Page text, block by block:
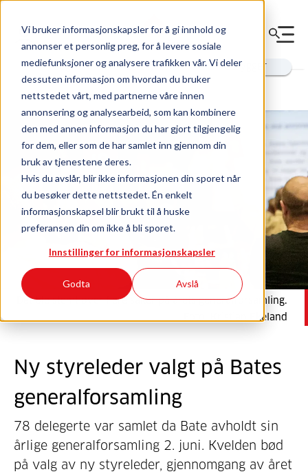
Vi bruker informasjonskapsler for å gi innhold og
annonser et personlig preg, for å levere sosiale
mediefunksjoner og analysere trafikken vår. Vi deler
dessuten informasjon om hvordan du bruker
nettstedet vårt, med partnerne våre innen
annonsering og analysearbeid, som kan kombinere
den med annen informasjon du har gjort tilgjengelig
for dem, eller som de har samlet inn gjennom din
bruk av tjenestene deres.
Hvis du avslår, blir ikke informasjonen din sporet når
du besøker dette nettstedet. Én enkelt
informasjonskapsel blir brukt til å huske
preferansen din om ikke å bli sporet.
Innstillinger for informasjonskapsler
Godta Avslå
Innhold for
deg styret utbygger
Det ble stemt over flere saker på årets generalforsamling.
Kristian Ekeland
Ny styreleder valgt på Bates
generalforsamling
78 delegerte var samlet da Bate avholdt sin
årlige generalforsamling 2. juni. Kvelden bød
på valg av ny styreleder, gjennomgang av året